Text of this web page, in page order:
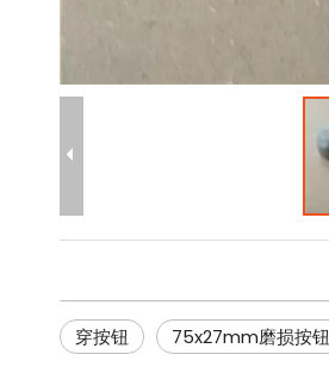
穿按钮 75x27mm磨损按钮